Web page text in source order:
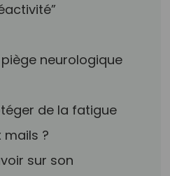
neurologique
de la fatigue
mails ?
sur son